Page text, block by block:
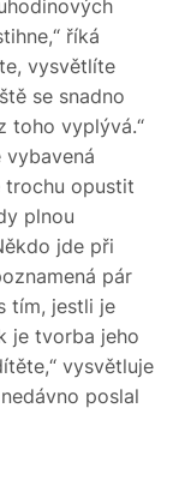
říká
vysvětlíte
se snadno
toho vyplývá.“
trochu opustit
plnou
jde při
pár
tím, jestli je
je tvorba jeho
vysvětluje
poslal